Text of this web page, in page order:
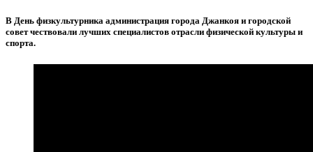
В День физкультурника администрация города Джанкоя и городской
совет чествовали лучших специалистов отрасли физической культуры и
спорта.